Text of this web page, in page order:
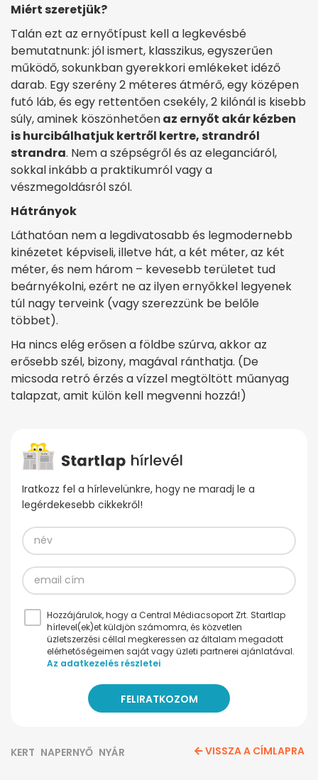
Miért szeretjük?
Talán ezt az ernyőtípust kell a legkevésbé
bemutatnunk: jól ismert, klasszikus, egyszerűen
működő, sokunkban gyerekkori emlékeket idéző
darab. Egy szerény 2 méteres átmérő, egy középen
futó láb, és egy rettentően csekély, 2 kilónál is kisebb
súly, aminek köszönhetőenaz ernyőt akár kézben
is hurcibálhatjuk kertről kertre, strandról
strandra. Nem a szépségről és az eleganciáról,
sokkal inkább a praktikumról vagy a
vészmegoldásról szól.
Hátrányok
Láthatóan nem a legdivatosabb és legmodernebb
kinézetet képviseli, illetve hát, a két méter, az két
méter, és nem három – kevesebb területet tud
beárnyékolni, ezért ne az ilyen ernyőkkel legyenek
túl nagy terveink (vagy szerezzünk be belőle
többet).
Ha nincs elég erősen a földbe szúrva, akkor az
erősebb szél, bizony, magával ránthatja. (De
micsoda retró érzés a vízzel megtöltött műanyag
talapzat, amit külön kell megvenni hozzá!)
Iratkozz fel a hírlevelünkre, hogy ne maradj le a
legérdekesebb cikkekről!
Hozzájárulok, hogy a Central Médiacsoport Zrt. Startlap
hírlevel(ek)et küldjön számomra, és közvetlen
üzletszerzési céllal megkeressen az általam megadott
elérhetőségeimen saját vagy üzleti partnerei ajánlatával.
Az adatkezelés részletei
KERT NAPERNYŐ NYÁR VISSZA A CÍMLAPRA